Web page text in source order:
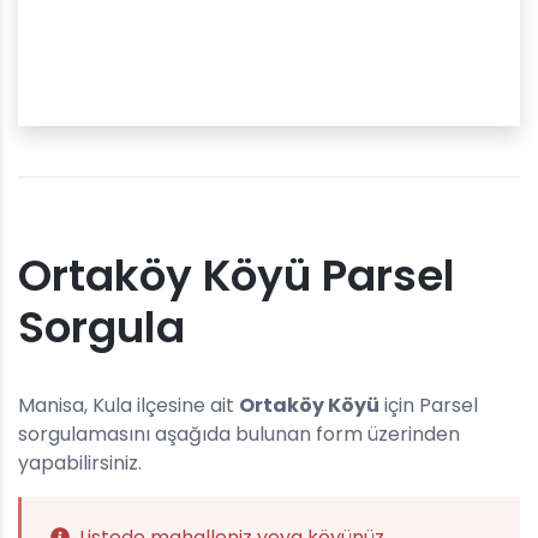
Ortaköy Köyü Parsel
Sorgula
Manisa, Kula ilçesine ait Ortaköy Köyü için Parsel
sorgulamasını aşağıda bulunan form üzerinden
yapabilirsiniz.